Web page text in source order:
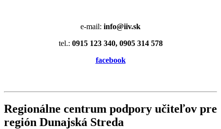
e-mail: info@iiv.sk
tel.: 0915 123 340, 0905 314 578
facebook
Regionálne centrum podpory učiteľov pre
región Dunajská Streda